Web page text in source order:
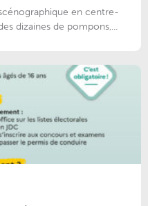
en centre-
dizaines de pompons,...